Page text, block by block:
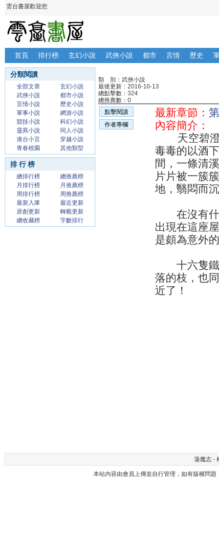
雲台書屋歡迎您
首頁 排行榜 玄幻小說 武俠小說 都市 言情 歷史
分類閱讀
全部文章
玄幻小說
武俠小說
都市小說
言情小說
歷史小說
軍事小說
網游小說
競技小說
科幻小說
靈異小說
同人小說
港台小言
穿越小說
青春校園
其他類型
排 行 榜
總排行榜
總推薦榜
月排行榜
月推薦榜
周排行榜
周推薦榜
最新入庫
最近更新
原創更新
轉載更新
總收藏榜
字數排行
類 別：武俠小說
最後更新：2016-10-13
總點擊數：324
總推薦數：0
點擊閱讀
作者專欄
最新章節：
內容簡介：
天空碧澄
毒毒的以酒
間，一條清
片片被一簇
地，翳悶而
在沒有什
出現在這座
是頗為意外
十六隻鐵
落的枝，也
近了！
蕩魔志 -
本站內容由會員上傳並自行管理，如有版權問